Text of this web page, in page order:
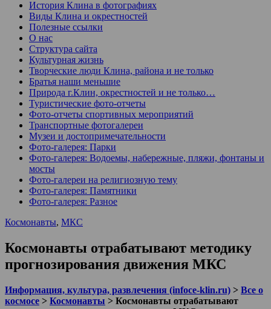
История Клина в фотографиях
Виды Клина и окрестностей
Полезные ссылки
О нас
Структура сайта
Культурная жизнь
Творческие люди Клина, района и не только
Братья наши меньшие
Природа г.Клин, окрестностей и не только…
Туристические фото-отчеты
Фото-отчеты спортивных мероприятий
Транспортные фотогалереи
Музеи и достопримечательности
Фото-галерея: Парки
Фото-галерея: Водоемы, набережные, пляжи, фонтаны и
мосты
Фото-галереи на религиозную тему
Фото-галерея: Памятники
Фото-галерея: Разное
Космонавты, МКС
Космонавты отрабатывают методику
прогнозирования движения МКС
Информация, культура, развлечения (infoce-klin.ru) > Все о
космосе > Космонавты > Космонавты отрабатывают